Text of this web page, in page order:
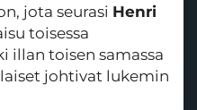
jota seurasi Henri
toisessa
illan toisen samassa
johtivat lukemin